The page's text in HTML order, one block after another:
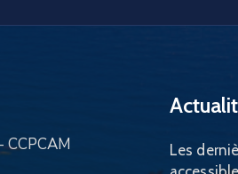
CCPCAM
Les